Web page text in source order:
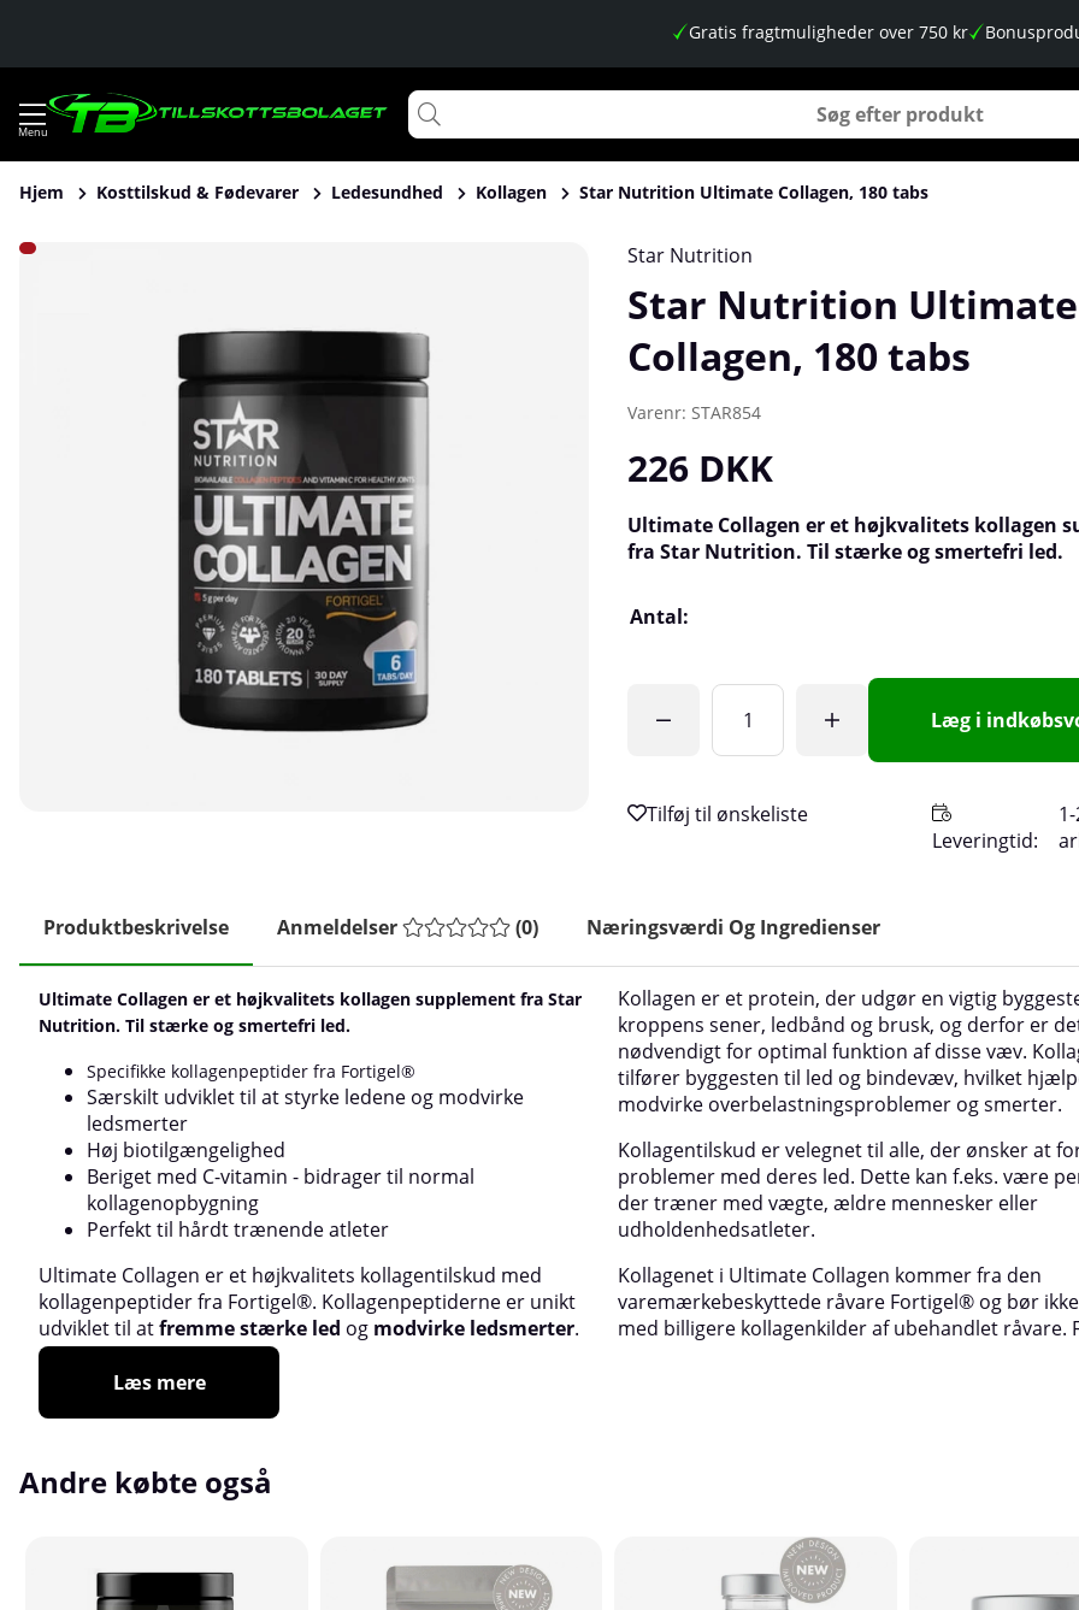
Gratis fragtmuligheder over 750 kr
Hjem Kosttilskud & Fødevarer Ledesundhed Kollagen Star Nutrition Ultimate Collagen, 180 tabs
Produktbilleder Star Nutrition Ultimate Collagen, 180 tabs Star Nutrition
Star Nutrition Ultimate
Collagen, 180 tabs
Varenr: STAR854
226 DKK
Ultimate Collagen er et højkvalitets kollagen
fra Star Nutrition. Til stærke og smertefri led.
Antal:
Læg i
Leveringtid:
Produktbeskrivelse Anmeldelser (0) Næringsværdi Og Ingredienser
Ultimate Collagen er et højkvalitets kollagen supplement fra Star
Nutrition. Til stærke og smertefri led.
Specifikke kollagenpeptider fra Fortigel®
Særskilt udviklet til at styrke ledene og modvirke
ledsmerter
Høj biotilgængelighed
Beriget med C-vitamin - bidrager til normal
kollagenopbygning
Perfekt til hårdt trænende atleter
Ultimate Collagen er et højkvalitets kollagentilskud med
kollagenpeptider fra Fortigel®. Kollagenpeptiderne er unikt
udviklet til atfremme stærke led og modvirke ledsmerter.
Kollagen er et protein, der udgør en vigtig
kroppens sener, ledbånd og brusk, og derfor er
nødvendigt for optimal funktion af disse væv.
tilfører byggesten til led og bindevæv, hvilket
modvirke overbelastningsproblemer og smerter.
Kollagentilskud er velegnet til alle, der ønsker at
problemer med deres led. Dette kan f.eks. være
der træner med vægte, ældre mennesker eller
udholdenhedsatleter.
Kollagenet i Ultimate Collagen kommer fra den
varemærkebeskyttede råvare Fortigel® og bør
med billigere kollagenkilder af ubehandlet råvare.
Læs mere
Andre købte også